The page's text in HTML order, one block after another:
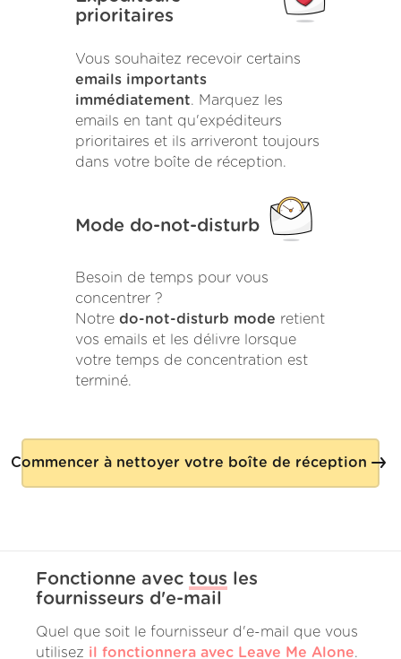
prioritaires
Vous souhaitez recevoir certains
emails importants
immédiatement. Marquez les
emails en tant qu'expéditeurs
prioritaires et ils arriveront toujours
dans votre boîte de réception.
Mode do-not-disturb
Besoin de temps pour vous
concentrer ?
Notre do-not-disturb mode retient
vos emails et les délivre lorsque
votre temps de concentration est
terminé.
Commencer à nettoyer votre boîte de réception
Fonctionne avec tous
les
fournisseurs d'e-mail
Quel que soit le fournisseur d'e-mail que vous
utilisez il fonctionnera avec Leave Me Alone.